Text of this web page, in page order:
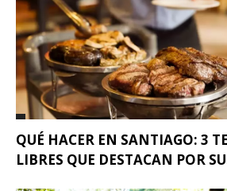
QUÉ HACER EN SANTIAGO: 3
LIBRES QUE DESTACAN POR